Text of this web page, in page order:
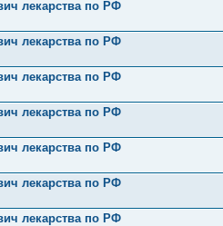
лекарства по РФ
лекарства по РФ
лекарства по РФ
лекарства по РФ
лекарства по РФ
лекарства по РФ
лекарства по РФ